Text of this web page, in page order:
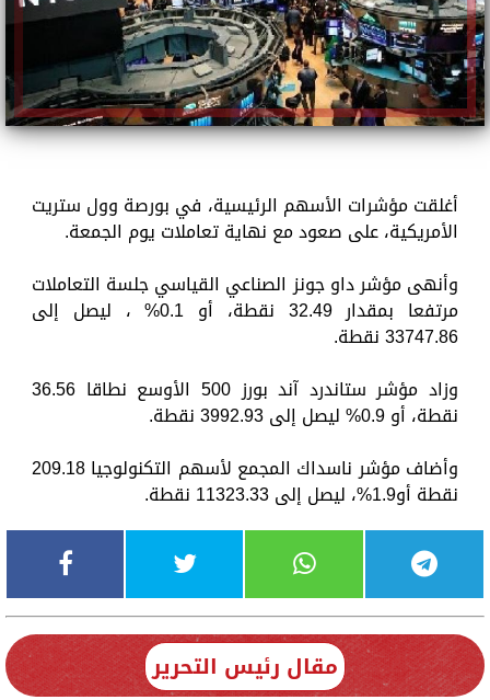
أغلقت مؤشرات الأسهم الرئيسية، في بورصة وول ستريت
الأمريكية، على صعود مع نهاية تعاملات يوم الجمعة.
وأنهى مؤشر داو جونز الصناعي القياسي جلسة التعاملات
مرتفعا بمقدار 32.49 نقطة، أو 0.1% ، ليصل إلى
33747.86 نقطة.
وزاد مؤشر ستاندرد آند بورز 500 الأوسع نطاقا 36.56
نقطة، أو 0.9% ليصل إلى 3992.93 نقطة.
وأضاف مؤشر ناسداك المجمع لأسهم التكنولوجيا 209.18
نقطة أو1.9%، ليصل إلى 11323.33 نقطة.
مقال رئيس التحرير